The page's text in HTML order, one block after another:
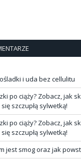
i uda bez cellulitu
po ciąży? Zobacz, jak
szczupłą sylwetką!
po ciąży? Zobacz, jak
szczupłą sylwetką!
jest smog oraz jak